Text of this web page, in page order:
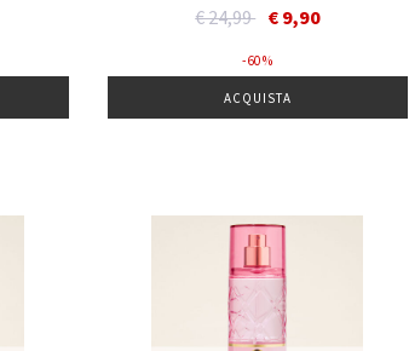
Price reduced from
€ 24,99to€ 9,90
- 60 %
ACQUISTA